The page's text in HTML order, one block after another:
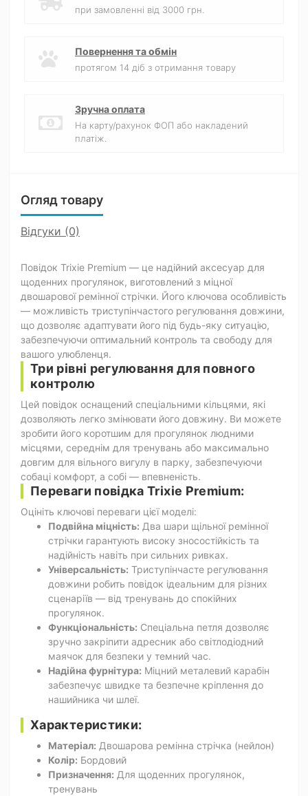
при замовленні від 3000 грн.
Повернення та обмін
протягом 14 діб з отримання товару
Зручна оплата
На карту/рахунок ФОП або накладений
платіж.
Огляд товару
Відгуки (0)
Повідок Trixie Premium — це надійний аксесуар для
щоденних прогулянок, виготовлений з міцної
двошарової ремінної стрічки. Його ключова особливість
— можливість триступінчастого регулювання довжини,
що дозволяє адаптувати його під будь-яку ситуацію,
забезпечуючи оптимальний контроль та свободу для
вашого улюбленця.
Три рівні регулювання для повного
контролю
Цей повідок оснащений спеціальними кільцями, які
дозволяють легко змінювати його довжину. Ви можете
зробити його коротшим для прогулянок людними
місцями, середнім для тренувань або максимально
довгим для вільного вигулу в парку, забезпечуючи
собаці комфорт, а собі — впевненість.
Переваги повідка Trixie Premium:
Оцініть ключові переваги цієї моделі:
Подвійна міцність: Два шари щільної ремінної
стрічки гарантують високу зносостійкість та
надійність навіть при сильних ривках.
Універсальність: Триступінчасте регулювання
довжини робить повідок ідеальним для різних
сценаріїв — від тренувань до спокійних
прогулянок.
Функціональність: Спеціальна петля дозволяє
зручно закріпити адресник або світлодіодний
маячок для безпеки у темний час.
Надійна фурнітура: Міцний металевий карабін
забезпечує швидке та безпечне кріплення до
нашийника чи шлеї.
Характеристики:
Матеріал: Двошарова ремінна стрічка (нейлон)
Колір: Бордовий
Призначення: Для щоденних прогулянок,
тренувань